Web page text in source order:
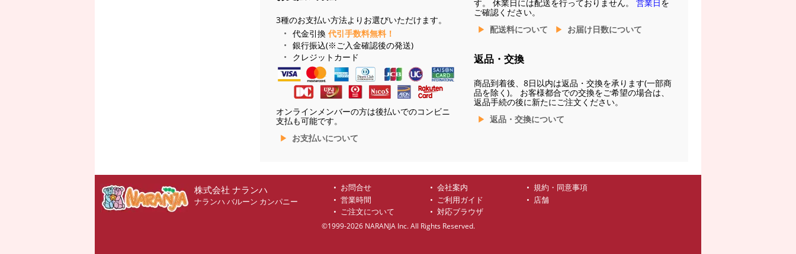
3種のお支払い方法よりお選びいただけます。
代金引換 代引手数料無料！
銀行振込(※ご入金確認後の発送)
クレジットカード
オンラインメンバーの方は後払いでのコンビニ
支払も可能です。
お支払いについて
す。 休業日には配送を行っておりません。 営業日を
ご確認ください。
配送料について
お届け日数について
返品・交換
商品到着後、8日以内は返品・交換を承ります(一部商
品を除く)。 お客様都合での交換をご希望の場合は、
返品手続の後に新たにご注文ください。
返品・交換について
株式会社 ナランハ
ナランハ バルーン カンパニー
お問合せ 会社案内
規約・同意事項
営業時間
ご利用ガイド
店舗
ご注文について
対応ブラウザ
©1999-2026 NARANJA Inc. All Rights Reserved.